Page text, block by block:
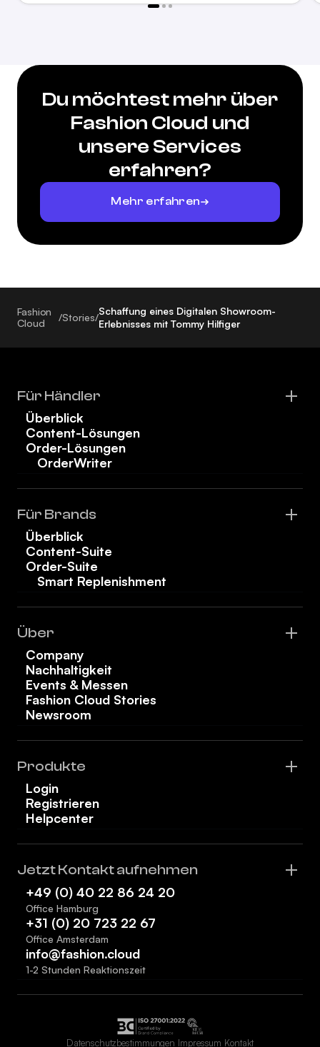
Du möchtest mehr über
Fashion Cloud und
unsere Services
erfahren?
Mehr erfahren
Fashion
Cloud
/Stories/
Schaffung eines Digitalen Showroom-
Erlebnisses mit Tommy Hilfiger
Für Händler
Überblick
Content-Lösungen
Order-Lösungen
OrderWriter
Für Brands
Überblick
Content-Suite
Order-Suite
Smart Replenishment
Über
Company
Nachhaltigkeit
Events & Messen
Fashion Cloud Stories
Newsroom
Produkte
Login
Registrieren
Helpcenter
Jetzt Kontakt aufnehmen
+49 (0) 40 22 86 24 20
Office Hamburg
+31 (0) 20 723 22 67
Office Amsterdam
info@fashion.cloud
1-2 Stunden Reaktionszeit
Datenschutzbestimmungen Impressum Kontakt